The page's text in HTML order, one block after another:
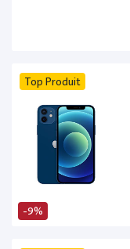
-9%
Top Produit